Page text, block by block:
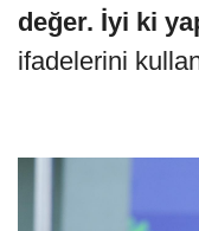
değer. İyi ki
ifadelerini